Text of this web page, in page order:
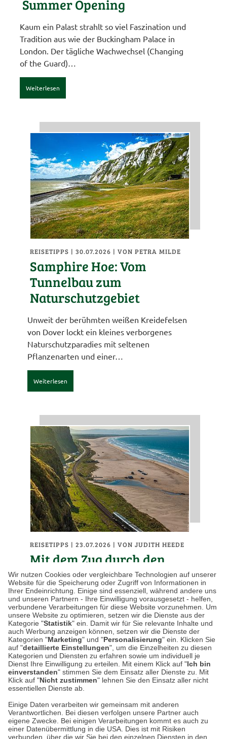
Wir nutzen Cookies oder vergleichbare Technologien auf unserer
Website für die Speicherung oder Zugriff von Informationen in
Ihrer Endeinrichtung. Einige sind essenziell, während andere uns
und unseren Partnern - Ihre Einwilligung vorausgesetzt - helfen,
verbundene Verarbeitungen für diese Website vorzunehmen. Um
unsere Website zu optimieren, setzen wir die Dienste aus der
Kategorie "Statistik" ein. Damit wir für Sie relevante Inhalte und
auch Werbung anzeigen können, setzen wir die Dienste der
Kategorien "Marketing" und "Personalisierung" ein. Klicken Sie
auf "detaillierte Einstellungen", um die Einzelheiten zu diesen
Kategorien und Diensten zu erfahren sowie um individuell je
Dienst Ihre Einwilligung zu erteilen. Mit einem Klick auf "Ich bin
einverstanden" stimmen Sie dem Einsatz aller Dienste zu. Mit
Klick auf "Nicht zustimmen" lehnen Sie den Einsatz aller nicht
essentiellen Dienste ab.
Einige Daten verarbeiten wir gemeinsam mit anderen
Verantwortlichen. Bei diesen verfolgen unsere Partner auch
eigene Zwecke. Bei einigen Verarbeitungen kommt es auch zu
einer Datenübermittlung in die USA. Dies ist mit Risiken
verbunden, über die wir Sie bei den einzelnen Diensten in den
Summer Opening
Kaum ein Palast strahlt so viel Faszination und
Tradition aus wie der Buckingham Palace in
London. Der tägliche Wachwechsel (Changing
of the Guard)…
Weiterlesen
REISETIPPS | 30.07.2026 |VON PETRA MILDE
Samphire Hoe: Vom
Tunnelbau zum
Naturschutzgebiet
Unweit der berühmten weißen Kreidefelsen
von Dover lockt ein kleines verborgenes
Naturschutzparadies mit seltenen
Pflanzenarten und einer…
Weiterlesen
REISETIPPS | 23.07.2026 |VON JUDITH HEEDE
Mit dem Zug durch den
britischen Sommer: Die
schönsten Bahnstrecken
Großbritanniens
Großbritannien gehört zu den wenigen
Ländern, in denen die Anreise oft genauso
schön ist wie das eigentliche Reiseziel. Als im
19. Jahrhundert das…
Weiterlesen